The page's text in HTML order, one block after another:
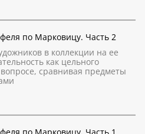
по Марковицу. Часть 2
в коллекции на ее
как цельного
сравнивая предметы